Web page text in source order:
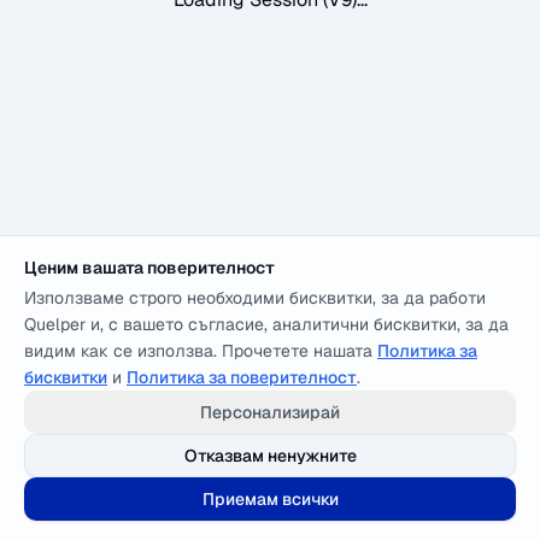
Ценим вашата поверителност
Използваме строго необходими бисквитки, за да работи
Quelper и, с вашето съгласие, аналитични бисквитки, за да
видим как се използва. Прочетете нашата Политика за
бисквитки и Политика за поверителност.
Персонализирай
Отказвам ненужните
Приемам всички